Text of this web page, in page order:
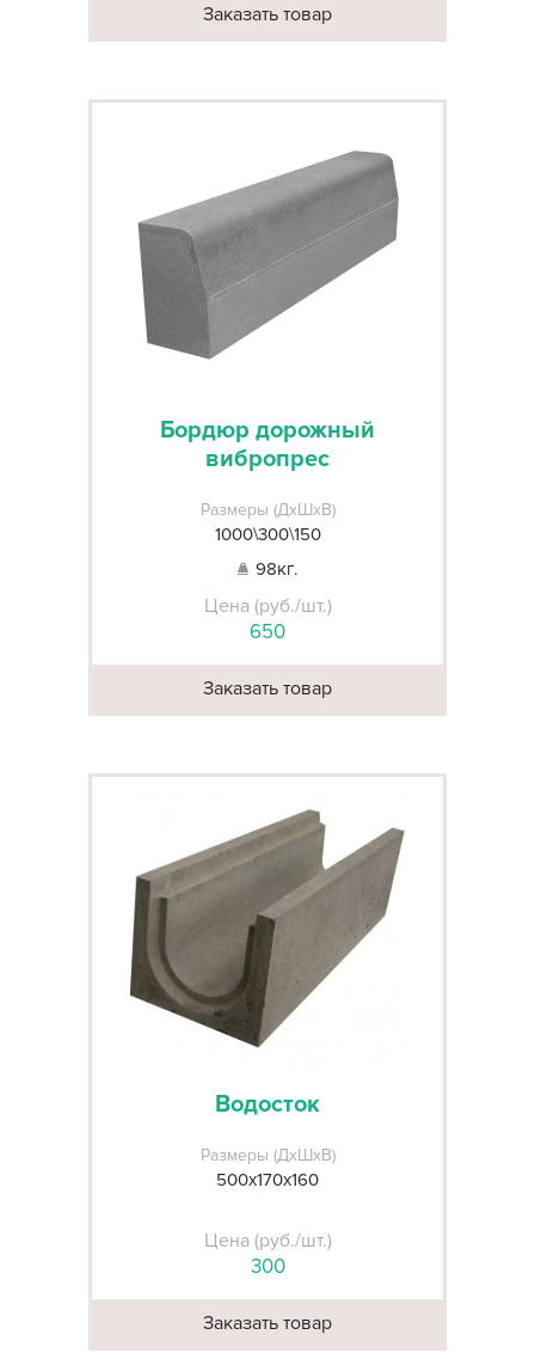
Заказать товар
Бордюр дорожный
вибропрес
Размеры (ДхШхВ)
1000\300\150
98кг.
Цена (руб./шт.)
650
Заказать товар
Водосток
Размеры (ДхШхВ)
500х170х160
Цена (руб./шт.)
300
Заказать товар